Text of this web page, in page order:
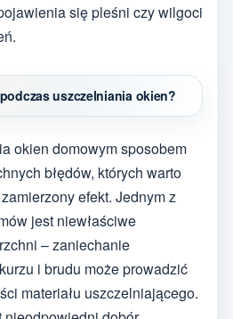
się pleśni czy wilgoci
uszczelniania okien?
okien domowym sposobem
błędów, których warto
efekt. Jednym z
jest niewłaściwe
– zaniechanie
i brudu może prowadzić
materiału uszczelniającego.